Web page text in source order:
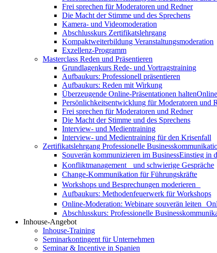
Frei sprechen für Moderatoren und Redner
Die Macht der Stimme und des Sprechens
Kamera- und Videomoderation
Abschlusskurs Zertifikatslehrgang
Kompaktweiterbildung Veranstaltungsmoderation
Exzellenz-Programm
Masterclass Reden und Präsentieren
Grundlagenkurs Rede- und Vortragstraining
Aufbaukurs: Professionell präsentieren
Aufbaukurs: Reden mit Wirkung
Überzeugende Online-Präsentationen halten
Persönlichkeitsentwicklung für Moderatoren und
Frei sprechen für Moderatoren und Redner
Die Macht der Stimme und des Sprechens
Interview- und Medientraining
Interview- und Medientraining für den Krisenfall
Zertifikatslehrgang Professionelle
Souverän kommunizieren im BusinessEinstieg in
Konfliktmanagement und schwierige Gespräche
Change-Kommunikation für Führungskräfte
Workshops und Besprechungen moderieren
Aufbaukurs: Methodenfeuerwerk für Workshops
Online-Moderation: Webinare souverän leiten
Abschlusskurs: Professionelle
Inhouse-Angebot
Inhouse-Training
Seminarkontingent für Unternehmen
Seminar & Incentive in Spanien